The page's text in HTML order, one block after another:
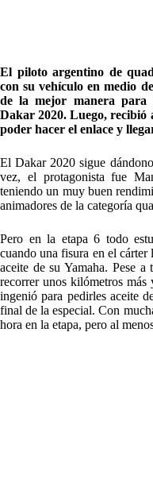
El piloto argentino de
con su vehículo en medio
de la mejor manera
Dakar 2020. Luego, recibió
poder hacer el enlace y
El Dakar 2020 sigue
vez, el protagonista fue
teniendo un muy buen
animadores de la categoría
Pero en la etapa 6 todo
cuando una fisura en el
aceite de su Yamaha. Pese
recorrer unos kilómetros más
ingenió para pedirles aceite
final de la especial. Con
hora en la etapa, pero al